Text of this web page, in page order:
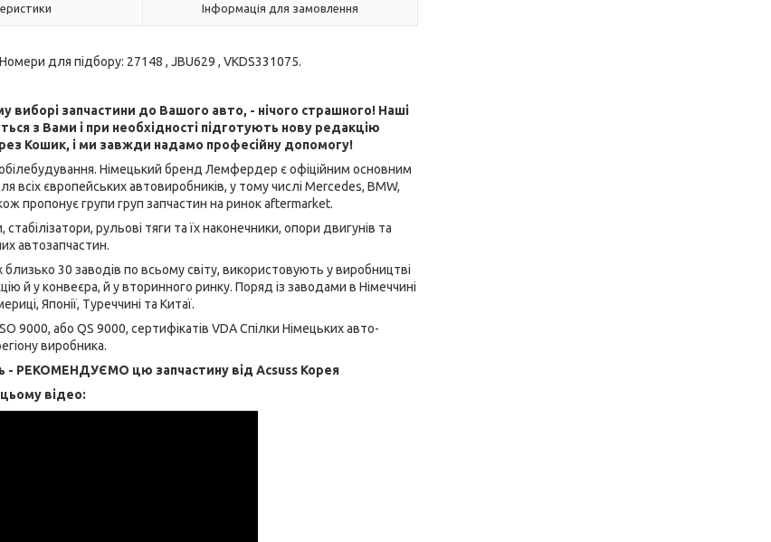
Інформація для замовлення
для підбору: 27148 , JBU629 , VKDS331075.
запчастини до Вашого авто, - нічого страшного! Наші
з Вами і при необхідності підготують нову редакцію
Кошик, і ми завжди надамо професійну допомогу!
Німецький бренд Лемфердер є офіційним основним
європейських автовиробників, у тому числі Mercedes, BMW,
пропонує групи груп запчастин на ринок aftermarket.
рульові тяги та їх наконечники, опори двигунів та
автозапчастин.
30 заводів по всьому світу, використовують у виробництві
й у конвеєра, й у вторинного ринку. Поряд із заводами в Німеччині
Японії, Туреччині та Китаї.
9000, або QS 9000, сертифікатів VDA Спілки Німецьких авто-
виробника.
РЕКОМЕНДУЄМО цю запчастину від Acsuss Корея
цьому відео: